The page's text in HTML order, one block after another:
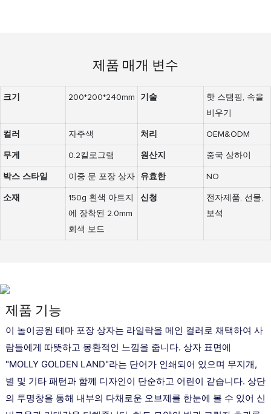
제품 매개 변수
크기 200*200*240mm 기술
핫 스탬핑, 속을
비우기
컬러 자주색 처리 OEM&ODM
무게 0.2킬로그램 원산지 중국 상하이
박스 스타일 이중 문 포장 상자 유효한 NO
소재
150g 흰색 아트지
에 장착된 2.0mm
회색 보드
신청
전자제품, 선물,
보석
제품 기능
이 놀이공원 테마 포장 상자는 라일락을 메인 컬러로 채택하여 사
람들에게 따뜻하고 몽환적인 느낌을 줍니다. 상자 표면에
"MOLLY GOLDEN LAND"라는 단어가 인쇄되어 있으며 무지개,
별 및 기타 패턴과 함께 디자인이 단순하고 어린이 같습니다. 상단
의 투명창을 통해 내부의 다채로운 오브제를 한눈에 볼 수 있어 신